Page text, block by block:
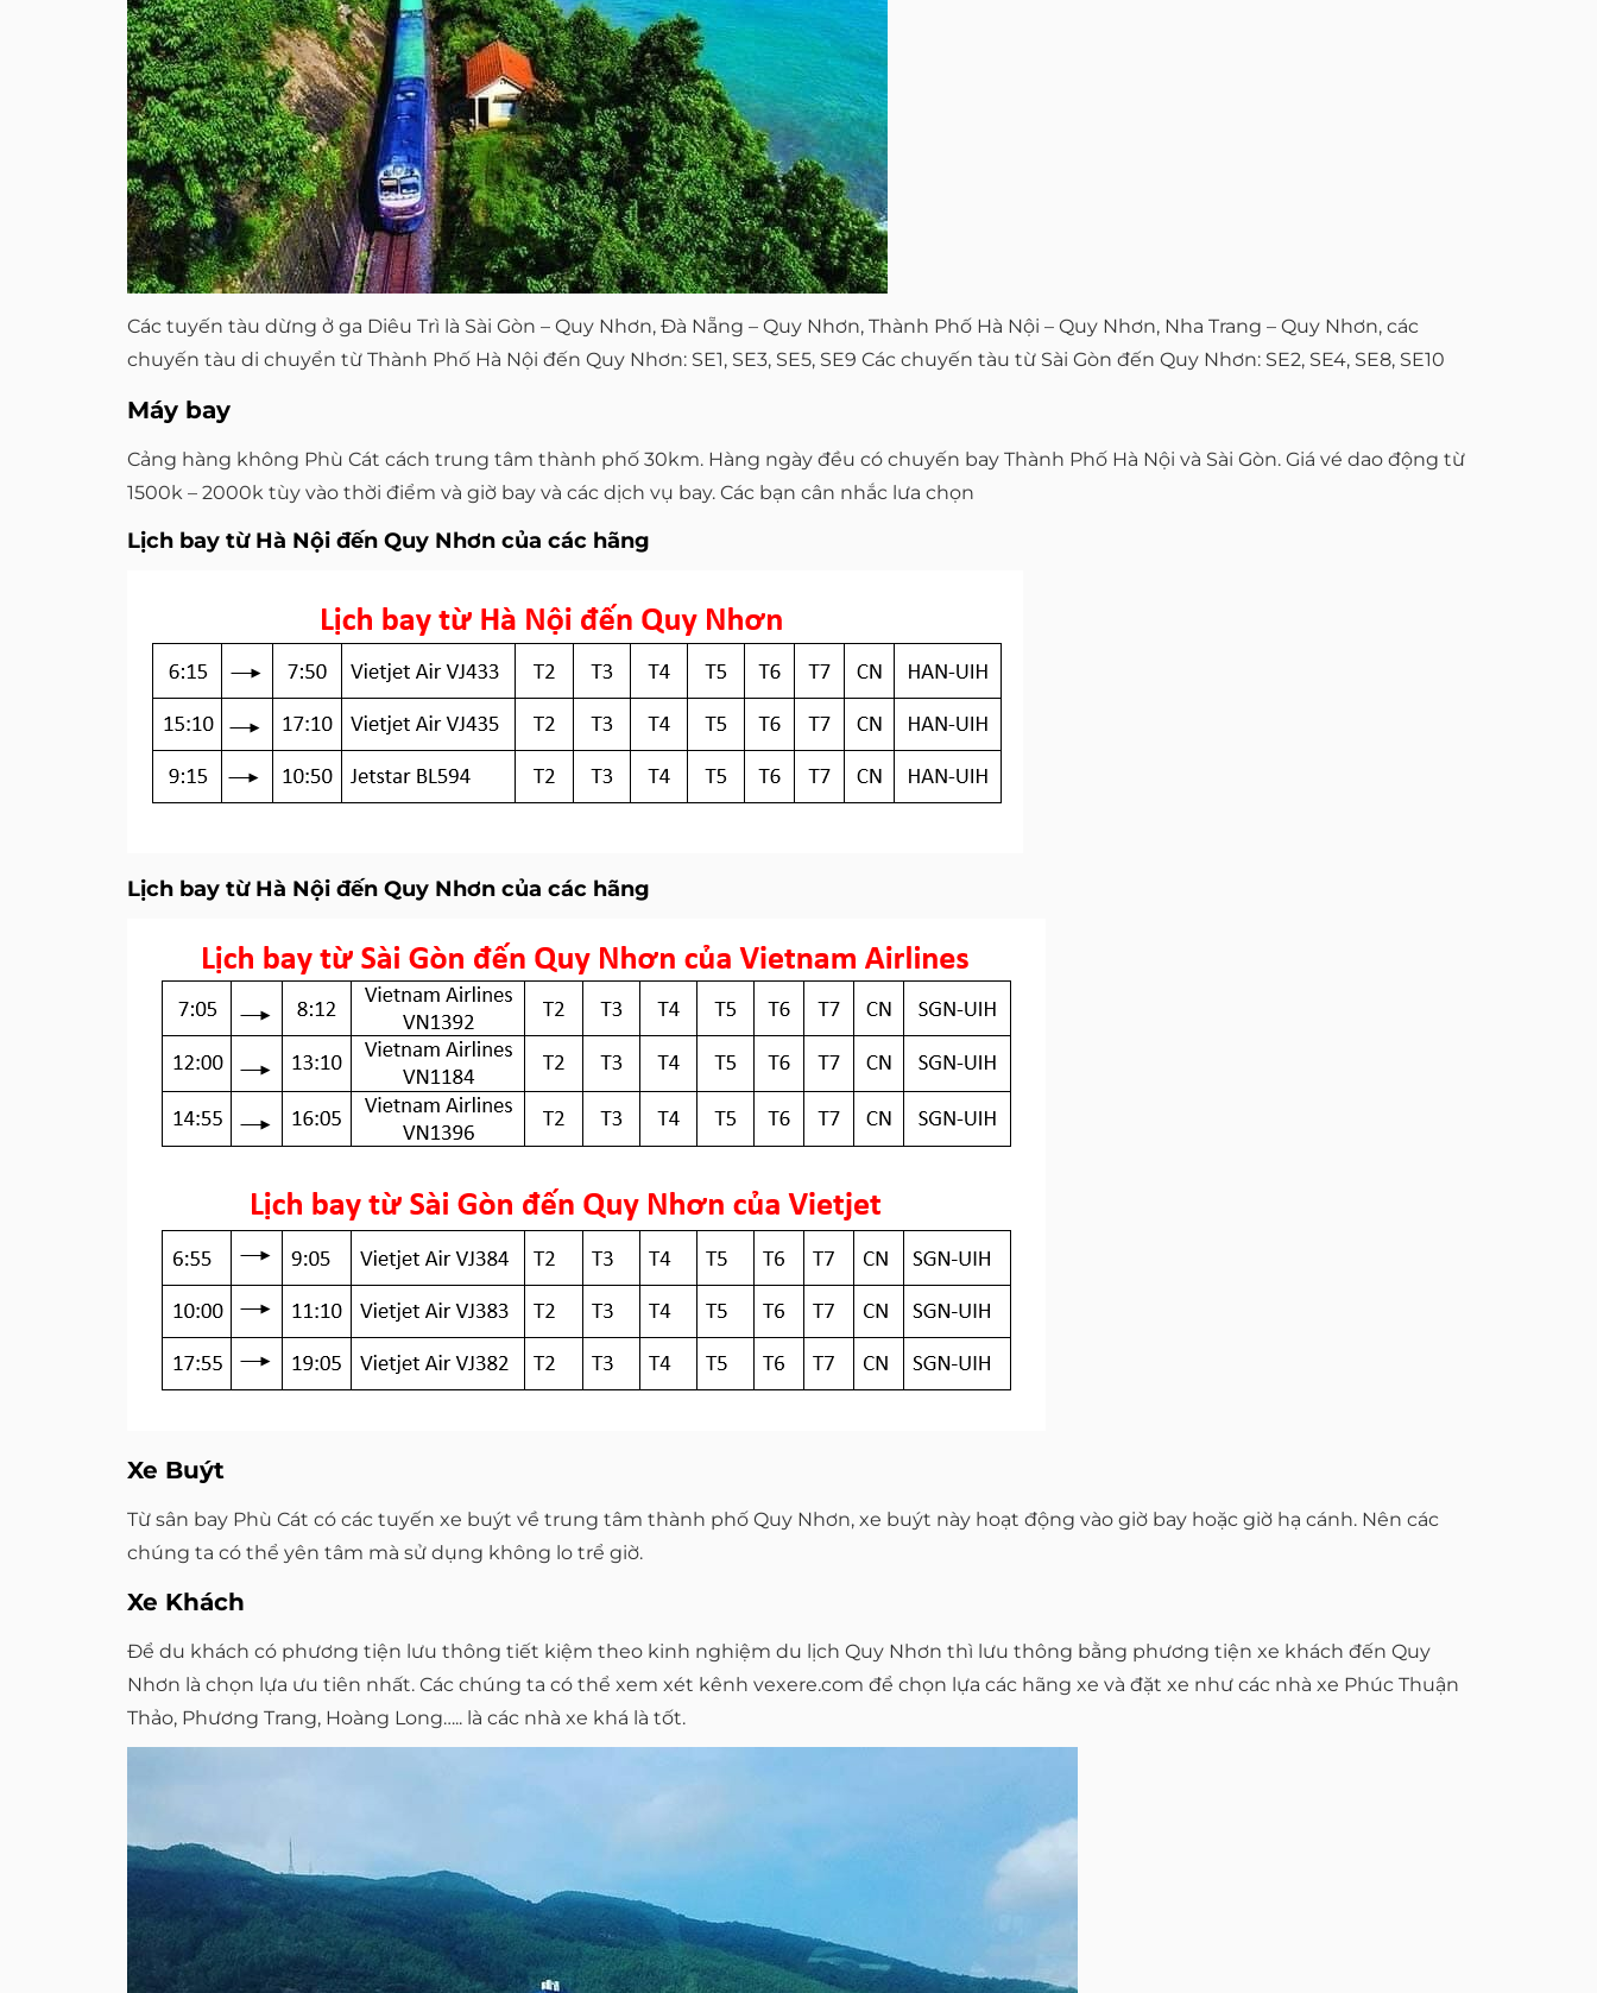
Các tuyến tàu dừng ở ga Diêu Trì là Sài Gòn – Quy Nhơn, Đà Nẵng – Quy Nhơn, Thành Phố Hà Nội – Quy Nhơn, Nha Trang – Quy Nhơn, các
chuyến tàu di chuyển từ Thành Phố Hà Nội đến Quy Nhơn: SE1, SE3, SE5, SE9 Các chuyến tàu từ Sài Gòn đến Quy Nhơn: SE2, SE4, SE8, SE10
Máy bay
Cảng hàng không Phù Cát cách trung tâm thành phố 30km. Hàng ngày đều có chuyến bay Thành Phố Hà Nội và Sài Gòn. Giá vé dao động từ
1500k – 2000k tùy vào thời điểm và giờ bay và các dịch vụ bay. Các bạn cân nhắc lưa chọn
Lịch bay từ Hà Nội đến Quy Nhơn của các hãng
Lịch bay từ Hà Nội đến Quy Nhơn của các hãng
Xe Buýt
Từ sân bay Phù Cát có các tuyến xe buýt về trung tâm thành phố Quy Nhơn, xe buýt này hoạt động vào giờ bay hoặc giờ hạ cánh. Nên các
chúng ta có thể yên tâm mà sử dụng không lo trể giờ.
Xe Khách
Để du khách có phương tiện lưu thông tiết kiệm theo kinh nghiệm du lịch Quy Nhơn thì lưu thông bằng phương tiện xe khách đến Quy
Nhơn là chọn lựa ưu tiên nhất. Các chúng ta có thể xem xét kênh vexere.com để chọn lựa các hãng xe và đặt xe như các nhà xe Phúc Thuận
Thảo, Phương Trang, Hoàng Long….. là các nhà xe khá là tốt.